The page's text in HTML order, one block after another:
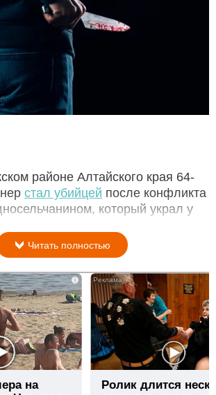
районе Алтайского края 64-
стал убийцей после конфликта
который украл у
Читать полностью
i
на
Ролик длится